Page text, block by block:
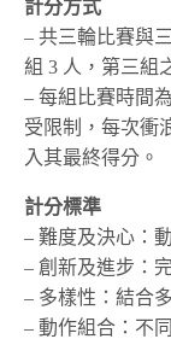
計分方式
– 共三輪比賽與
組 3 人，第三組
– 每組比賽時間
受限制，每次衝
入其最終得分。
計分標準
– 難度及決心：
– 創新及進步：
– 多樣性：結合
– 動作組合：不